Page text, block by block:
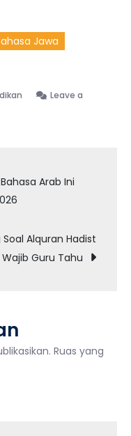
Jawa
Leave a
Arab Ini
Alquran Hadist
Guru Tahu
Ruas yang